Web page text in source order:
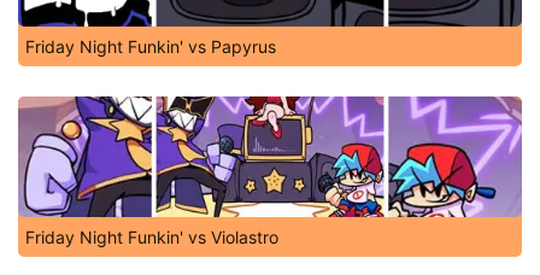
Friday Night Funkin' vs Papyrus
Friday Night Funkin' vs Violastro